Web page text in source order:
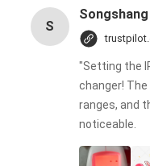
S
Songshang
"Setting the
changer!
ranges, and
noticeable.